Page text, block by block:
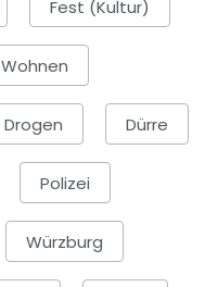
Fest (Kultur)
Wohnen
Drogen Dürre
Polizei
Würzburg